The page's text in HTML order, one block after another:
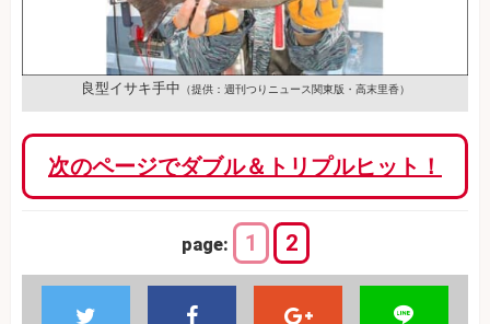
良型イサキ手中 （提供：週刊つりニュース関東版・高末里香）
次のページでダブル＆トリプルヒット！
page: 1 2